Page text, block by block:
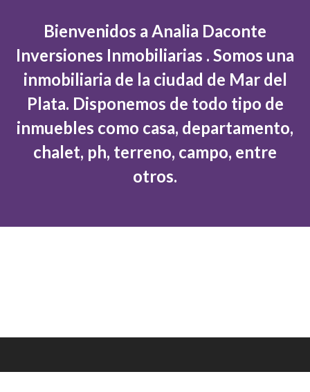
Bienvenidos a Analia Daconte
Inversiones Inmobiliarias . Somos una
inmobiliaria de la ciudad de Mar del
Plata. Disponemos de todo tipo de
inmuebles como casa, departamento,
chalet, ph, terreno, campo, entre
otros.